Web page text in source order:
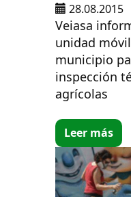
28.08.2015
Veiasa
unidad
municipio
inspección
agrícolas
Leer más